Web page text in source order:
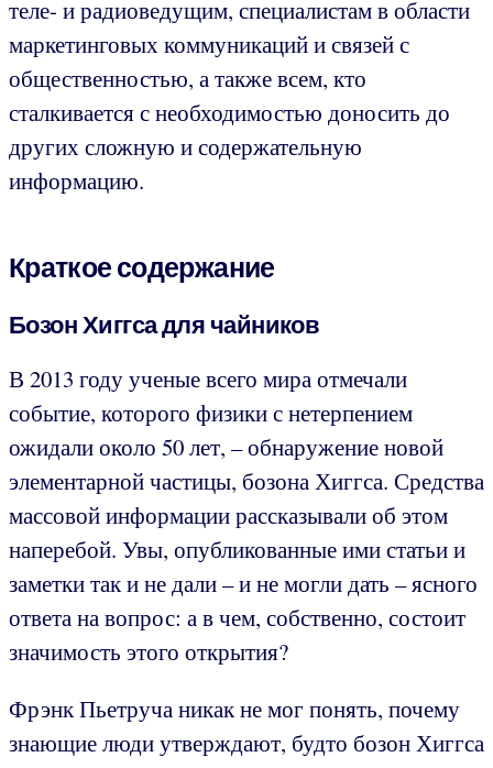
теле- и радиоведущим, специалистам в области
маркетинговых коммуникаций и связей с
общественностью, а также всем, кто
сталкивается с необходимостью доносить до
других сложную и содержательную
информацию.
Краткое содержание
Бозон Хиггса для чайников
В 2013 году ученые всего мира отмечали
событие, которого физики с нетерпением
ожидали около 50 лет, – обнаружение новой
элементарной частицы, бозона Хиггса. Средства
массовой информации рассказывали об этом
наперебой. Увы, опубликованные ими статьи и
заметки так и не дали – и не могли дать – ясного
ответа на вопрос: а в чем, собственно, состоит
значимость этого открытия?
Фрэнк Пьетруча никак не мог понять, почему
знающие люди утверждают, будто бозон Хиггса